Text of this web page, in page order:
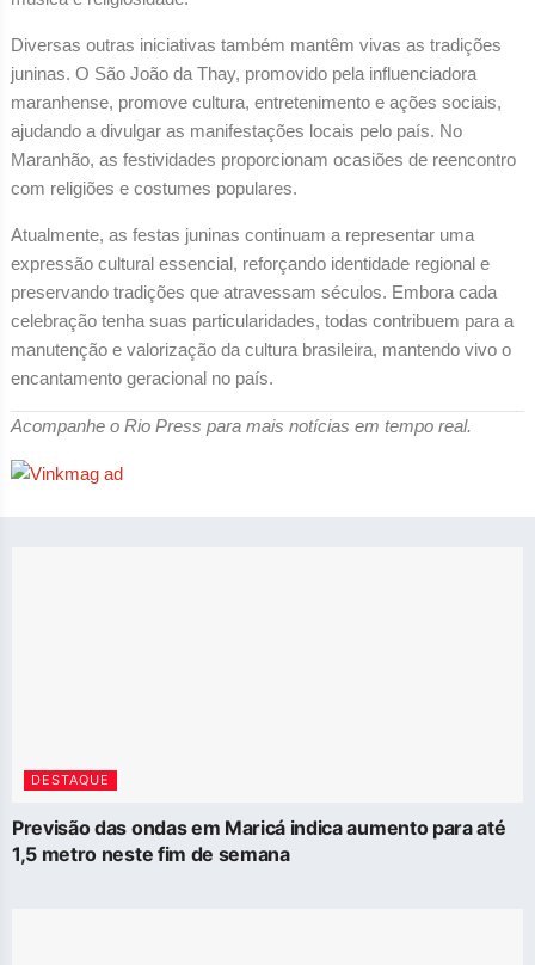
Diversas outras iniciativas também mantêm vivas as tradições
juninas. O São João da Thay, promovido pela influenciadora
maranhense, promove cultura, entretenimento e ações sociais,
ajudando a divulgar as manifestações locais pelo país. No
Maranhão, as festividades proporcionam ocasiões de reencontro
com religiões e costumes populares.
Atualmente, as festas juninas continuam a representar uma
expressão cultural essencial, reforçando identidade regional e
preservando tradições que atravessam séculos. Embora cada
celebração tenha suas particularidades, todas contribuem para a
manutenção e valorização da cultura brasileira, mantendo vivo o
encantamento geracional no país.
Acompanhe o Rio Press para mais notícias em tempo real.
DESTAQUE
Previsão das ondas em Maricá indica aumento para até
1,5 metro neste fim de semana